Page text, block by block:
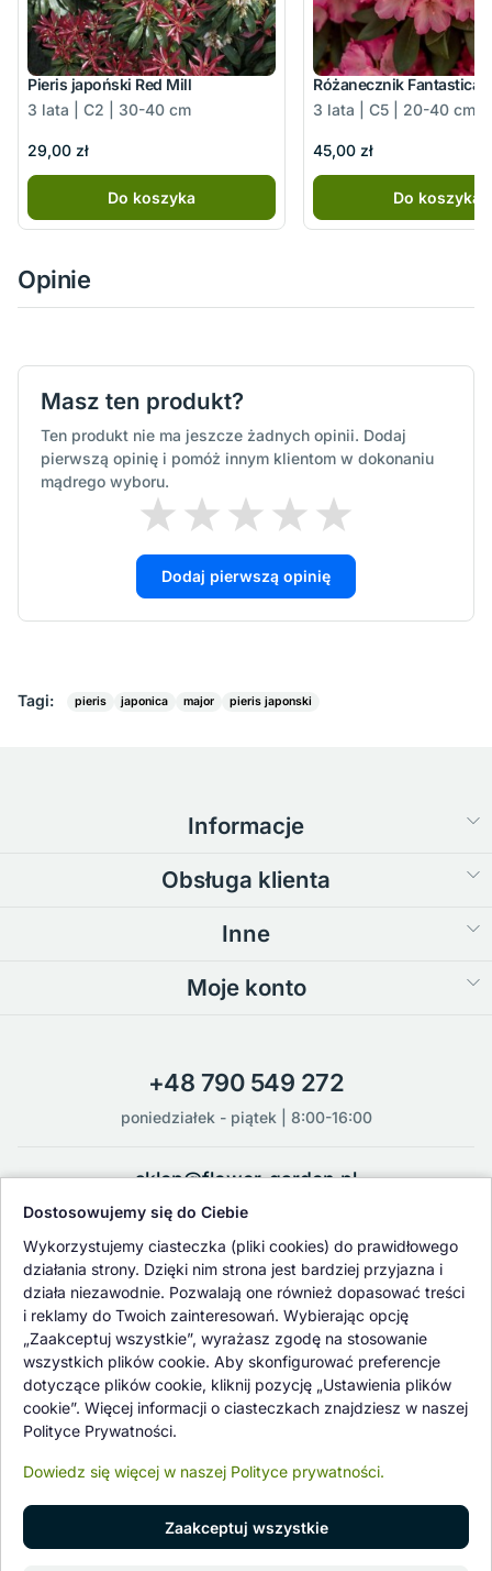
Pieris japoński Red Mill
3 lata | C2 | 30-40 cm
29,00 zł
Do koszyka
Różanecznik Fantastica
3 lata | C5 | 20-40 cm
45,00 zł
Do koszyka
Opinie
Masz ten produkt?
Ten produkt nie ma jeszcze żadnych opinii. Dodaj
pierwszą opinię i pomóż innym klientom w dokonaniu
mądrego wyboru.
Dodaj pierwszą opinię
Tagi: pieris japonica major pieris japonski
Informacje
Obsługa klienta
Inne
Moje konto
+48 790 549 272
poniedziałek - piątek | 8:00-16:00
sklep@flower-garden.pl
Oferowane przez nas rośliny i nasiona podlegają regularnej ścisłej
kontroli jakości oraz kontroli zdrowotnej przeprowadzanej przez
wykwalifikowane osoby z Państwowej Inspekcji Ochrony Roślin i
Nasiennictwa.
© 1997 - 2026 flower-garden.pl | Wszelkie prawa zastrzeżone.
Dostosowujemy się do Ciebie
Wykorzystujemy ciasteczka (pliki cookies) do prawidłowego
działania strony. Dzięki nim strona jest bardziej przyjazna i
działa niezawodnie. Pozwalają one również dopasować treści
i reklamy do Twoich zainteresowań. Wybierając opcję
„Zaakceptuj wszystkie”, wyrażasz zgodę na stosowanie
wszystkich plików cookie. Aby skonfigurować preferencje
dotyczące plików cookie, kliknij pozycję „Ustawienia plików
cookie”. Więcej informacji o ciasteczkach znajdziesz w naszej
Polityce Prywatności.
Dowiedz się więcej w naszej Polityce prywatności.
Zaakceptuj wszystkie